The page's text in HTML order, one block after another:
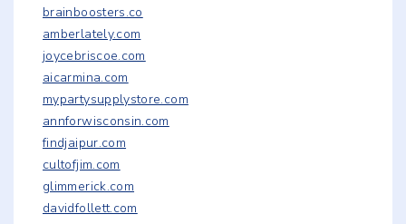
brainboosters.co
amberlately.com
joycebriscoe.com
aicarmina.com
mypartysupplystore.com
annforwisconsin.com
findjaipur.com
cultofjim.com
glimmerick.com
davidfollett.com